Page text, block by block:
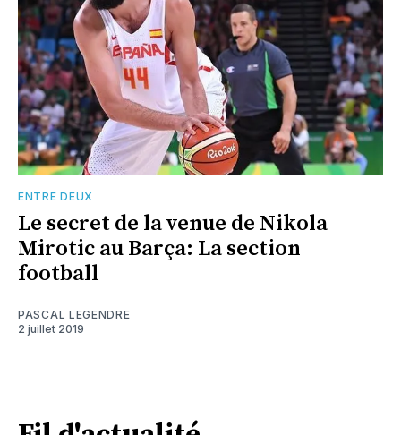
ENTRE DEUX
Le secret de la venue de Nikola
Mirotic au Barça: La section
football
PASCAL LEGENDRE
2 juillet 2019